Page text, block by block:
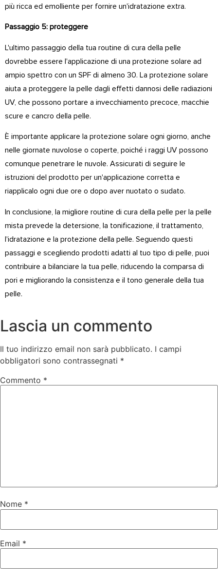
più ricca ed emolliente per fornire un'idratazione extra.
Passaggio 5: proteggere
L'ultimo passaggio della tua routine di cura della pelle
dovrebbe essere l'applicazione di una protezione solare ad
ampio spettro con un SPF di almeno 30. La protezione solare
aiuta a proteggere la pelle dagli effetti dannosi delle radiazioni
UV, che possono portare a invecchiamento precoce, macchie
scure e cancro della pelle.
È importante applicare la protezione solare ogni giorno, anche
nelle giornate nuvolose o coperte, poiché i raggi UV possono
comunque penetrare le nuvole. Assicurati di seguire le
istruzioni del prodotto per un'applicazione corretta e
riapplicalo ogni due ore o dopo aver nuotato o sudato.
In conclusione, la migliore routine di cura della pelle per la pelle
mista prevede la detersione, la tonificazione, il trattamento,
l'idratazione e la protezione della pelle. Seguendo questi
passaggi e scegliendo prodotti adatti al tuo tipo di pelle, puoi
contribuire a bilanciare la tua pelle, riducendo la comparsa di
pori e migliorando la consistenza e il tono generale della tua
pelle.
Lascia un commento
Il tuo indirizzo email non sarà pubblicato. I campi
obbligatori sono contrassegnati *
Commento *
Nome *
Email *